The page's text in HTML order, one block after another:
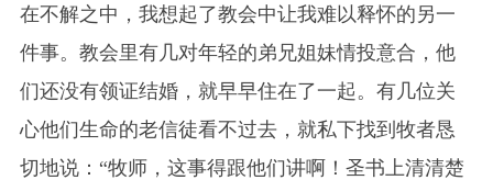
在不解之中，我想起了教会中让我难以释怀的另一
件事。教会里有几对年轻的弟兄姐妹情投意合，他
们还没有领证结婚，就早早住在了一起。有几位关
心他们生命的老信徒看不过去，就私下找到牧者恳
切地说：“牧师，这事得跟他们讲啊！圣书上清清楚